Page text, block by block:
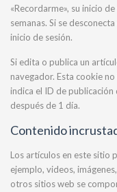
«Recordarme», su inicio
semanas. Si se
inicio de sesión.
Si edita o publica un
navegador. Esta cookie
indica el ID de
después de 1 día.
Contenido
Los artículos en este sitio
ejemplo, videos,
otros sitios web se